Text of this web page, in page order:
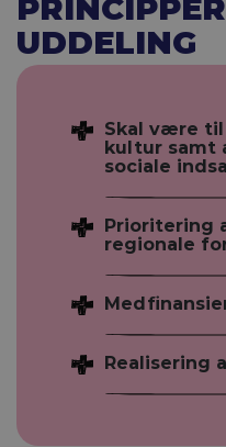
UDDELING
Skal være
kultur samt
sociale
Prioritering
regionale
Realisering